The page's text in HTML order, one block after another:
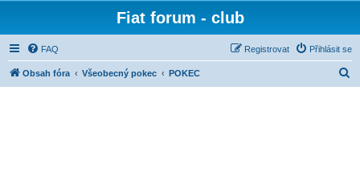
Fiat forum - club
FAQ Přihlásit se
Registrovat
Obsah fóra Všeobecný pokec POKEC